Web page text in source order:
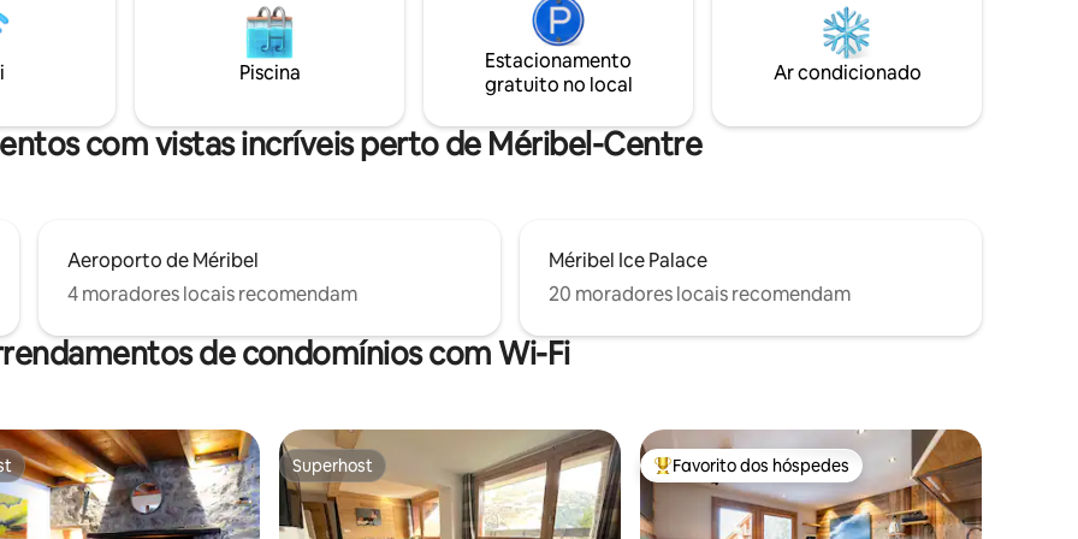
de esqui. Tem uma
uma bela vista. Etiqueta
pelo Posto de Turismo
televisão, acesso Wi-Fi e carregadores
de telefone. À noite é bom relaxar ao
redor da lareira. Um estacionamento
gratuito.
NOTER : Le papier toilette n'est pas inclus
Piscina
Estacionamento
gratuito no local
Ar condicionado
com vistas incríveis perto de Méribel-Centre
Aeroporto de Méribel
4 moradores locais recomendam
Méribel Ice Palace
20 moradores locais recomendam
de condomínios com Wi-Fi
Superhost
Superhost Favoritos dos hóspedes mais apreciados
Favorito dos hóspedes